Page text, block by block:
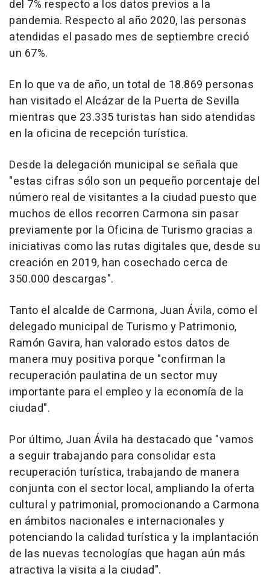
del 7% respecto a los datos previos a la
pandemia. Respecto al año 2020, las personas
atendidas el pasado mes de septiembre creció
un 67%.
En lo que va de año, un total de 18.869 personas
han visitado el Alcázar de la Puerta de Sevilla
mientras que 23.335 turistas han sido atendidas
en la oficina de recepción turística.
Desde la delegación municipal se señala que
"estas cifras sólo son un pequeño porcentaje del
número real de visitantes a la ciudad puesto que
muchos de ellos recorren Carmona sin pasar
previamente por la Oficina de Turismo gracias a
iniciativas como las rutas digitales que, desde su
creación en 2019, han cosechado cerca de
350.000 descargas".
Tanto el alcalde de Carmona, Juan Ávila, como el
delegado municipal de Turismo y Patrimonio,
Ramón Gavira, han valorado estos datos de
manera muy positiva porque "confirman la
recuperación paulatina de un sector muy
importante para el empleo y la economía de la
ciudad".
Por último, Juan Ávila ha destacado que "vamos
a seguir trabajando para consolidar esta
recuperación turística, trabajando de manera
conjunta con el sector local, ampliando la oferta
cultural y patrimonial, promocionando a Carmona
en ámbitos nacionales e internacionales y
potenciando la calidad turística y la implantación
de las nuevas tecnologías que hagan aún más
atractiva la visita a la ciudad".